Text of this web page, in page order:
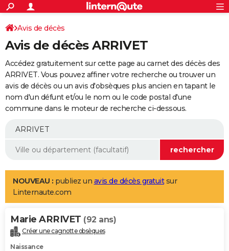
ACTUALITÉS
Politique
Société
Faits Divers
Education
Monde
Villes
+
SPORT
Coupe du monde 2026
Football
Tennis
Cyclisme
Rugby
Forum
Programme TV
TNT
Streaming
Cinéma
Sorties cinéma
Musique
+
FINANCE
Retraite
Epargne
Immobilier
Risques naturels par ville
Banque
Assurance
AUTO
Essais
Réserver un essai
Citadines
Berlines
SUV
Forum auto
+
Mobiles
Meilleur smartphone
Internet
Ordinateurs
Jeux vidéo
Guide high-tech
Aménagement intérieur
LIFESTYLE
Art de vivre
Bien-être
Loisirs
Mode
Modes de vie
Alimentation
Guide de la santé
Maladies
Médicaments
Sommeil
VOYAGE
Destinations
City break
Voyage nature
Voyage de noces
Forum
Climat
+PHOTO
Avis de décès
Avis de décès ARRIVET
Accédez gratuitement sur cette page au carnet des décès des
ARRIVET. Vous pouvez affiner votre recherche ou trouver un
avis de décès ou un avis d'obsèques plus ancien en tapant le
nom d'un défunt et/ou le nom ou le code postal d'une
commune dans le moteur de recherche ci-dessous.
NOUVEAU : publiez un avis de décès gratuitsur
Linternaute.com
Marie ARRIVET (92 ans)
Créer une cagnotte obsèques
Naissance